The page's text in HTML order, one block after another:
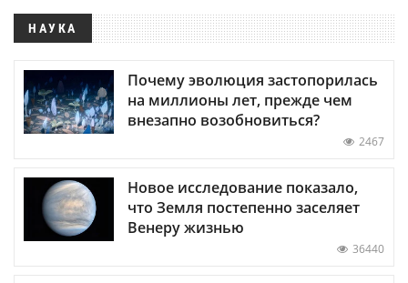
НАУКА
Почему эволюция застопорилась
на миллионы лет, прежде чем
внезапно возобновиться?
2467
Новое исследование показало,
что Земля постепенно заселяет
Венеру жизнью
36440